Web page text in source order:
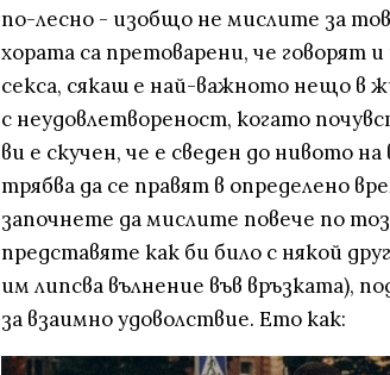
по-лесно - изобщо не мислите за
хората са претоварени, че говорят
секса, сякаш е най-важното нещо в
с неудовлетвореност, когато
ви е скучен, че е сведен до нивото
трябва да се правят в определено
започнете да мислите повече по
представяте как би било с някой
им липсва вълнение във връзката),
за взаимно удоволствие. Ето как: